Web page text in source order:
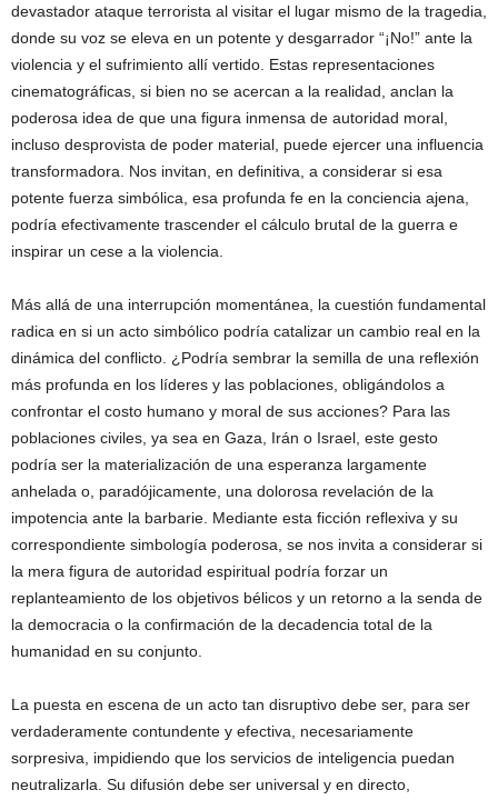
devastador ataque terrorista al visitar el lugar mismo de la tragedia,
donde su voz se eleva en un potente y desgarrador “¡No!” ante la
violencia y el sufrimiento allí vertido. Estas representaciones
cinematográficas, si bien no se acercan a la realidad, anclan la
poderosa idea de que una figura inmensa de autoridad moral,
incluso desprovista de poder material, puede ejercer una influencia
transformadora. Nos invitan, en definitiva, a considerar si esa
potente fuerza simbólica, esa profunda fe en la conciencia ajena,
podría efectivamente trascender el cálculo brutal de la guerra e
inspirar un cese a la violencia.
Más allá de una interrupción momentánea, la cuestión fundamental
radica en si un acto simbólico podría catalizar un cambio real en la
dinámica del conflicto. ¿Podría sembrar la semilla de una reflexión
más profunda en los líderes y las poblaciones, obligándolos a
confrontar el costo humano y moral de sus acciones? Para las
poblaciones civiles, ya sea en Gaza, Irán o Israel, este gesto
podría ser la materialización de una esperanza largamente
anhelada o, paradójicamente, una dolorosa revelación de la
impotencia ante la barbarie. Mediante esta ficción reflexiva y su
correspondiente simbología poderosa, se nos invita a considerar si
la mera figura de autoridad espiritual podría forzar un
replanteamiento de los objetivos bélicos y un retorno a la senda de
la democracia o la confirmación de la decadencia total de la
humanidad en su conjunto.
La puesta en escena de un acto tan disruptivo debe ser, para ser
verdaderamente contundente y efectiva, necesariamente
sorpresiva, impidiendo que los servicios de inteligencia puedan
neutralizarla. Su difusión debe ser universal y en directo,